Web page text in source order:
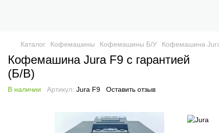
Каталог Кофемашины Кофемашины Б/У Кофемашина
Кофемашина Jura F9 с гарантией
(Б/B)
В наличии Артикул: Jura F9 Оставить отзыв